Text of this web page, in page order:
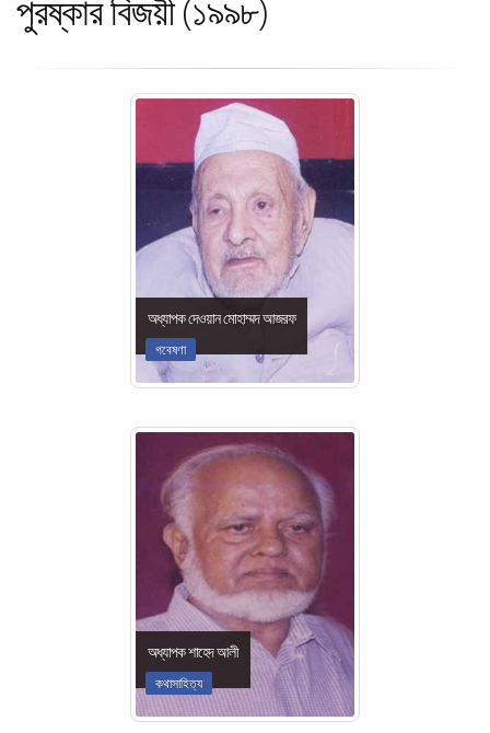
পুরষ্কার বিজয়ী (১৯৯৮)
অধ্যাপক দেওয়ান মোহাম্মদ আজরফ
গবেষণা
অধ্যাপক শাহেদ আলী
কথাসাহিত্য